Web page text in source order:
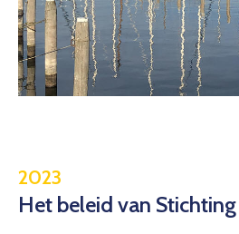
2023
Het beleid van